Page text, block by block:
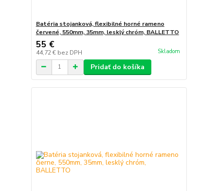
Batéria stojanková, flexibilné horné rameno
červené, 550mm, 35mm, lesklý chróm, BALLETTO
55 €
44,72 € bez DPH Skladom
Pridať do košíka